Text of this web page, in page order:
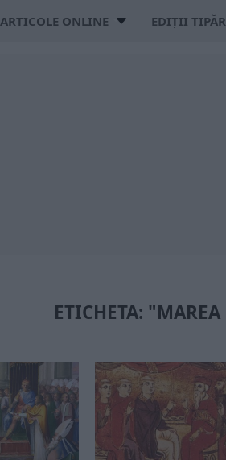
ARTICOLE ONLINE EDIȚII
ETICHETA: